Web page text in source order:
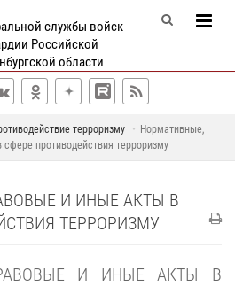
службы войск
Российской
области
терроризму
Нормативные,
противодействия терроризму
И ИНЫЕ АКТЫ В
ТЕРРОРИЗМУ
И ИНЫЕ АКТЫ В